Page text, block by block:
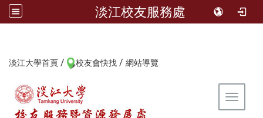
淡江校友服務處
淡江大學首頁 / 校友會快找 / 網站導覽
Toggle